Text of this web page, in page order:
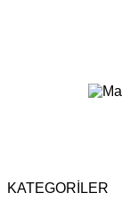
KATEGORİLER